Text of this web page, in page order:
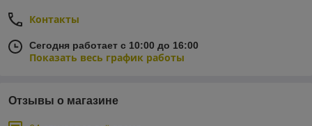
Контакты
Сегодня работает с 10:00 до 16:00
Показать весь график работы
Отзывы о магазине